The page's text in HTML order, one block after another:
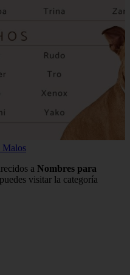
Malos
a Nombres para
puedes visitar la categoría